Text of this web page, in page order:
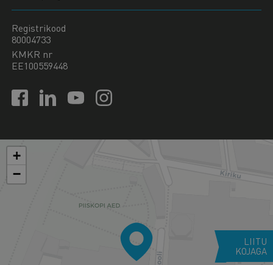
Registrikood
80004733
KMKR nr
EE100559448
+
−
LIITU
KOJAGA